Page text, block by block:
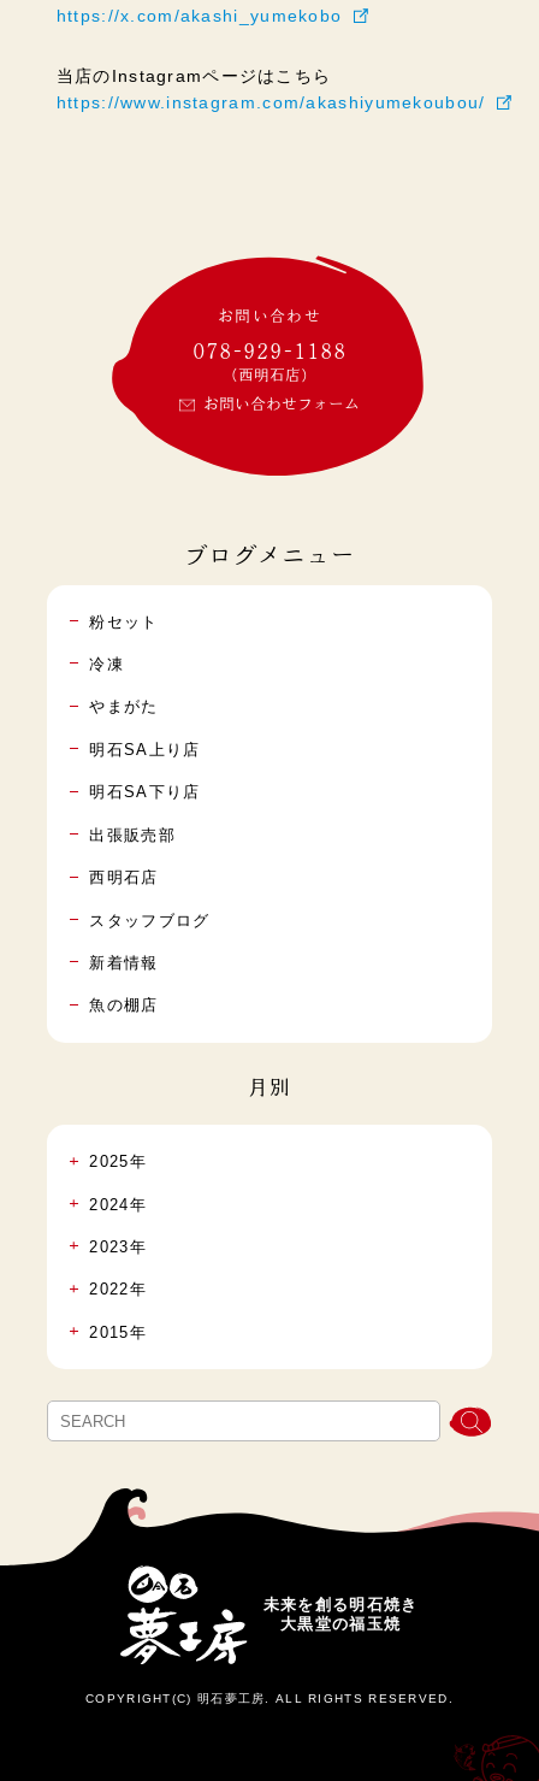
https://x.com/akashi_yumekobo
当店のInstagramページはこちら
https://www.instagram.com/akashiyumekoubou/
お問い合わせ
078-929-1188
(西明石店)
お問い合わせフォーム
ブログメニュー
粉セット
冷凍
やまがた
明石SA上り店
明石SA下り店
出張販売部
西明石店
スタッフブログ
新着情報
魚の棚店
月別
2025年
2024年
2023年
2022年
2015年
未来を創る明石焼き
大黒堂の福玉焼
COPYRIGHT(C) 明石夢工房. ALL RIGHTS RESERVED.